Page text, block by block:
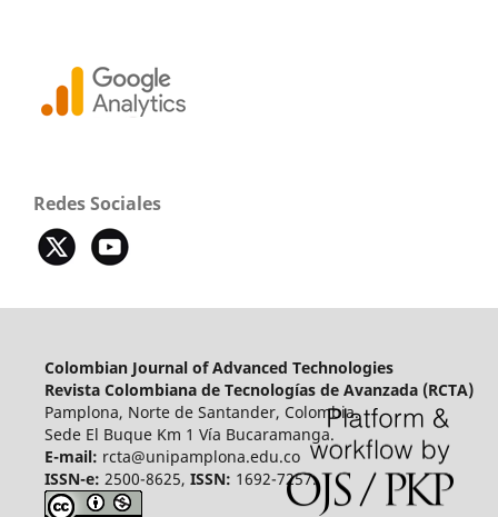
Redes Sociales
Colombian Journal of Advanced Technologies
Revista Colombiana de Tecnologías de Avanzada (RCTA)
Pamplona, Norte de Santander, Colombia.
Sede El Buque Km 1 Vía Bucaramanga.
E-mail: rcta@unipamplona.edu.co
ISSN-e: 2500-8625, ISSN: 1692-7257.